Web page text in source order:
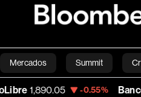
Mercados Summit
Economía Estilo
-0.55% Banco de Bogota